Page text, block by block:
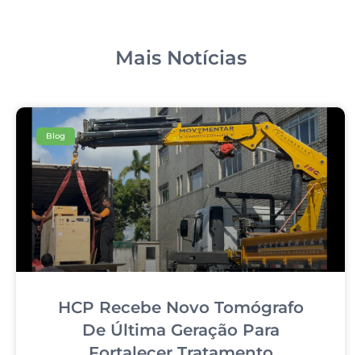
Mais Notícias
Blog
HCP Recebe Novo Tomógrafo
De Última Geração Para